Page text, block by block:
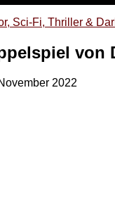
Sci-Fi, Thriller &
von
2022